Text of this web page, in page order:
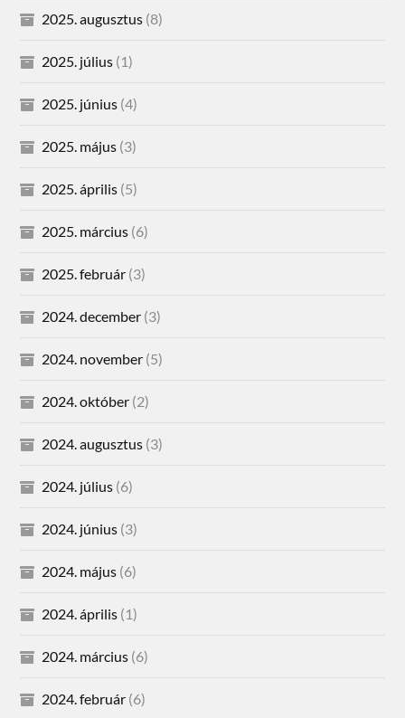
2025. augusztus (8)
2025. július (1)
2025. június (4)
2025. május (3)
2025. április (5)
2025. március (6)
2025. február (3)
2024. december (3)
2024. november (5)
2024. október (2)
2024. augusztus (3)
2024. július (6)
2024. június (3)
2024. május (6)
2024. április (1)
2024. március (6)
2024. február (6)